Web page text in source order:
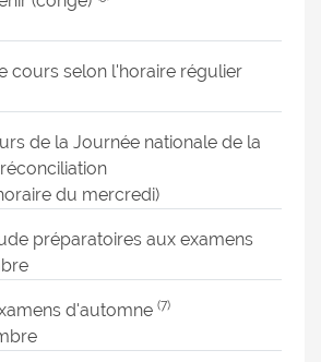
cours selon l'horaire régulier
de la Journée nationale de la
du mercredi)
préparatoires aux examens
d'automne (7)